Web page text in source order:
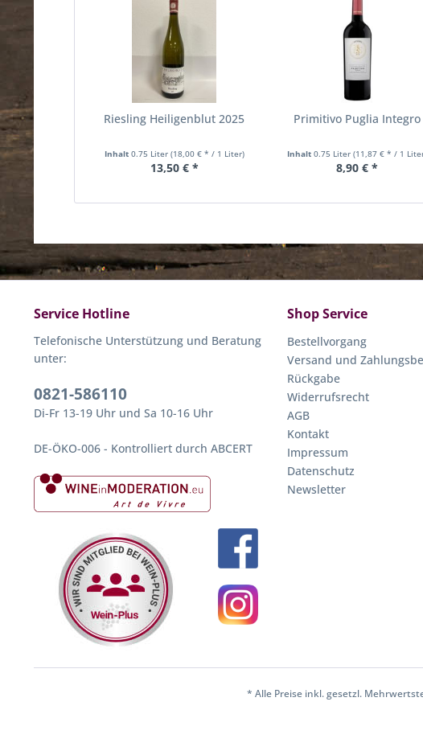
Riesling Heiligenblut 2025
Inhalt 0.75 Liter (18,00 € * / 1 Liter)
13,50 € *
Primitivo Puglia Integro
Inhalt0.75 Liter(11,87 € * / 1
8,90 € *
Service Hotline
Telefonische Unterstützung und Beratung
unter:
0821-586110
Di-Fr 13-19 Uhr und Sa 10-16 Uhr
DE-ÖKO-006 - Kontrolliert durch ABCERT
Shop Service
Bestellvorgang
Versand und
Rückgabe
Widerrufsrecht
AGB
Kontakt
Impressum
Datenschutz
Newsletter
* Alle Preise inkl. gesetzl.